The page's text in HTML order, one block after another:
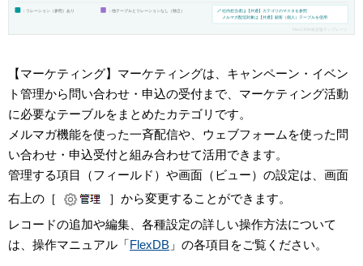
【マーケティング】マーケティングは、キャンペーン・イベン
ト管理から問い合わせ・申込の受付まで、マーケティング活動
に必要なテーブルをまとめたカテゴリです。
メルマガ機能を使った一斉配信や、ウェブフォームを使った問
い合わせ・申込受付と組み合わせて活用できます。
管理する項目（フィールド）や画面（ビュー）の設定は、画面
右上の［
］から変更することができます。
レコードの追加や編集、各種設定の詳しい操作方法について
は、操作マニュアル「FlexDB 」の各項目をご覧ください。